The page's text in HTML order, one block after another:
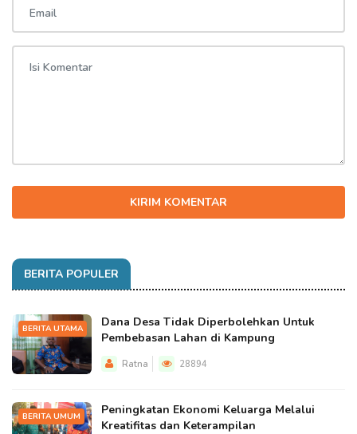
KIRIM KOMENTAR
BERITA POPULER
BERITA UTAMA
Dana Desa Tidak Diperbolehkan Untuk
Pembebasan Lahan di Kampung
Ratna 28894
BERITA UMUM
Peningkatan Ekonomi Keluarga Melalui
Kreatifitas dan Keterampilan